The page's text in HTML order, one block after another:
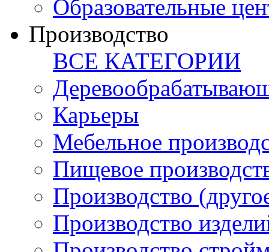
Образовательные
Производство
ВСЕ КАТЕГОРИИ
Карьеры
Мебельное
Пищевое
Производство
Производство